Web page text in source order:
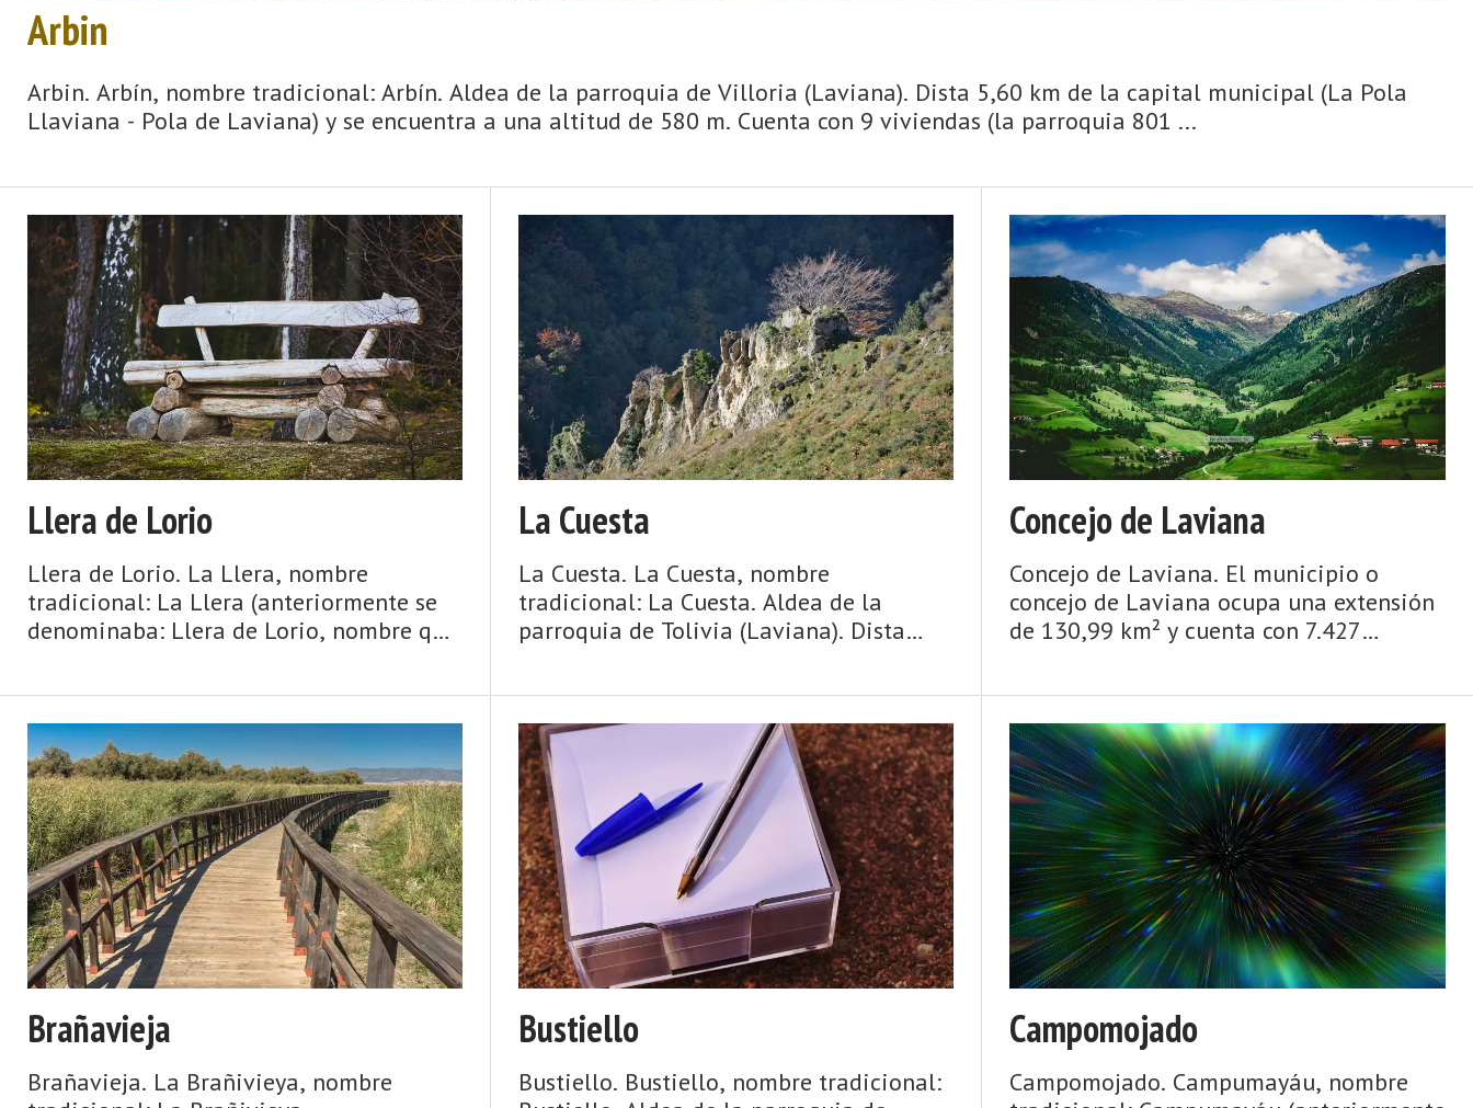
Arbin
Arbin. Arbín, nombre tradicional: Arbín. Aldea de la parroquia de Villoria (Laviana). Dista 5,60 km de la capital municipal (La Pola
Llaviana - Pola de Laviana) y se encuentra a una altitud de 580 m. Cuenta con 9 viviendas (la parroquia 801 ...
Llera de Lorio
Llera de Lorio. La Llera, nombre
tradicional: La Llera (anteriormente se
denominaba: Llera de Lorio, nombre que
km de la capita ...
La Cuesta
La Cuesta. La Cuesta, nombre
tradicional: La Cuesta. Aldea de la
parroquia de Tolivia (Laviana). Dista
Cuenta con 29 viviendas (la parroquia 1
...
Concejo de Laviana
Concejo de Laviana. El municipio o
concejo de Laviana ocupa una extensión
de 130,99 km² y cuenta con 7.427
viviendas principales y 2,047 viviendas
no principales. Las parroquias que
forman el concejo de Lavi ...
Brañavieja
Brañavieja. La Brañivieya, nombre
Bustiello
Bustiello. Bustiello, nombre tradicional:
Campomojado
Campomojado. Campumayáu, nombre